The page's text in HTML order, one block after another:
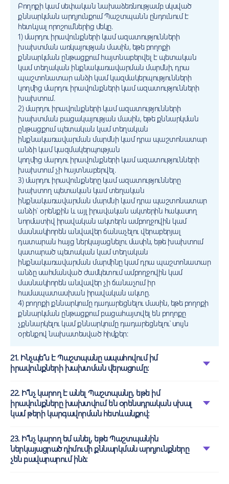
Բողոքի կամ սեփական նախաձեռնությամբ սկսված
քննարկման արդյունքում Պաշտպանն ընդունում է
հետևյալ որոշումներից մեկը.
1) մարդու իրավունքների կամ ազատությունների
խախտման առկայության մասին, եթե բողոքի
քննարկման ընթացքում հայտնաբերվել է պետական
կամ տեղական ինքնակառավարման մարմնի, դրա
պաշտոնատար անձի կամ կազմակերպությունների
կողմից մարդու իրավունքների կամ ազատությունների
խախտում.
2) մարդու իրավունքների կամ ազատությունների
խախտման բացակայության մասին, եթե քննարկման
ընթացքում պետական կամ տեղական
ինքնակառավարման մարմնի կամ դրա պաշտոնատար
անձի կամ կազմակերպության
կողմից մարդու իրավունքների կամ ազատությունների
խախտում չի հայտնաբերվել.
3) մարդու իրավունքները կամ ազատությունները
խախտող պետական կամ տեղական
ինքնակառավարման մարմնի կամ դրա պաշտոնատար
անձի` օրենքին և այլ իրավական ակտերին հակասող
նորմատիվ իրավական ակտերն ամբողջովին կամ
մասնակիորեն անվավեր ճանաչելու վերաբերյալ
դատարան հայց ներկայացնելու մասին, եթե խախտում
կատարած պետական կամ տեղական
ինքնակառավարման մարմինը կամ դրա պաշտոնատար
անձը սահմանված ժամկետում ամբողջովին կամ
մասնակիորեն անվավեր չի ճանաչում իր
համապատասխան իրավական ակտը.
4) բողոքի քննարկումը դադարեցնելու մասին, եթե բողոքի
քննարկման ընթացքում բացահայտվել են բողոքը
չքննարկելու կամ քննարկումը դադարեցնելու՝ սույն
օրենքով նախատեսված հիմքեր:
21. Ինչպե՞ս է Պաշտպանը ապահովում իմ
իրավունքների խախտման վերացումը:
22. Ի՞նչ կարող է անել Պաշտպանը, եթե իմ
իրավունքները խախտվում են օրենսդրական սխալ
կամ թերի կարգավորման հետևանքով:
23. Ի՞նչ կարող եմ անել, եթե Պաշտպանին
ներկայացրած դիմումի քննարկման արդյունքները
չեն բավարարում ինձ: